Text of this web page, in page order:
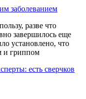
заболеванием
разве что
завершилось еще
установлено, что
и гриппом
есть сверчков